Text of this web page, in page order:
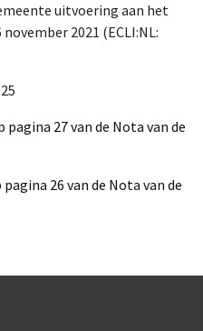
uitvoering aan het
2021 (ECLI:NL:
27 van de Nota van de
26 van de Nota van de